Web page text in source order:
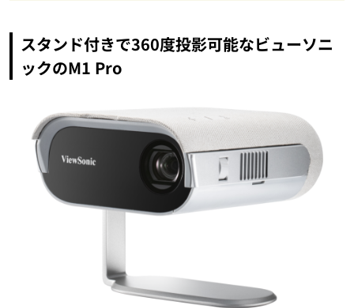
スタンド付きで360度投影可能なビューソニ
ックのM1 Pro